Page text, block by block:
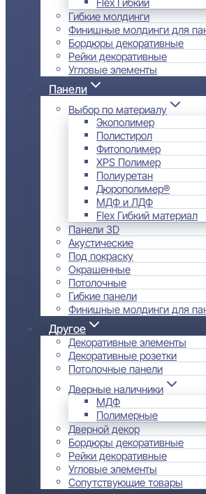
Гибкие молдинги
Финишные молдинги для
Бордюры декоративные
Рейки декоративные
Угловые элементы
Панели
Выбор по материалу
Экополимер
Полистирол
Фитополимер
XPS Полимер
Полиуретан
Дюрополимер®
МДФ и ЛДФ
Flex Гибкий материал
Панели 3D
Акустические
Под покраску
Окрашенные
Потолочные
Гибкие панели
Финишные молдинги для
Другое
Декоративные элементы
Декоративные розетки
Потолочные панели
Дверные наличники
МДФ
Полимерные
Дверной декор
Бордюры декоративные
Рейки декоративные
Угловые элементы
Сопутствующие товары